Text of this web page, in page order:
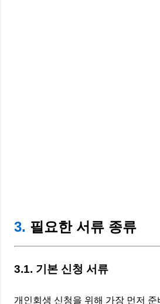
3. 필요한 서류 종류
3.1. 기본 신청 서류
개인회생 신청을 위해 가장 먼저